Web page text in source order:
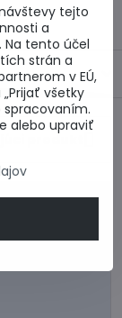
produkt
tejto
a
Na tento účel
strán a
v EÚ,
všetky
spracovaním.
alebo upraviť